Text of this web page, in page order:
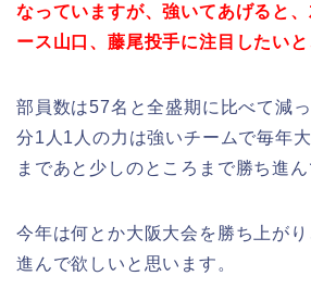
なっていますが、強いてあげると
ース山口、藤尾投手に注目したいと
部員数は57名と全盛期に比べて減
分1人1人の力は強いチームで毎年
まであと少しのところまで勝ち進ん
今年は何とか大阪大会を勝ち上が
進んで欲しいと思います。